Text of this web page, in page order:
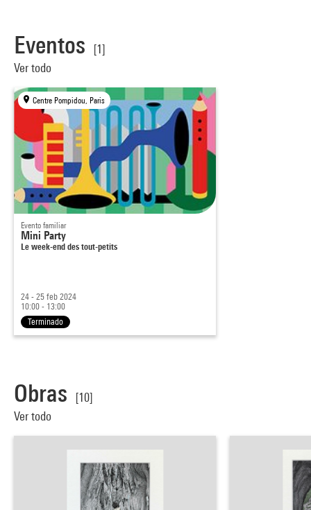
Eventos
[1]
Ver todo
Centre Pompidou, Paris
Evento familiar
Mini Party
Le week-end des tout-petits
24 - 25 feb 2024
10:00 - 13:00
Terminado
Obras
[10]
Ver todo